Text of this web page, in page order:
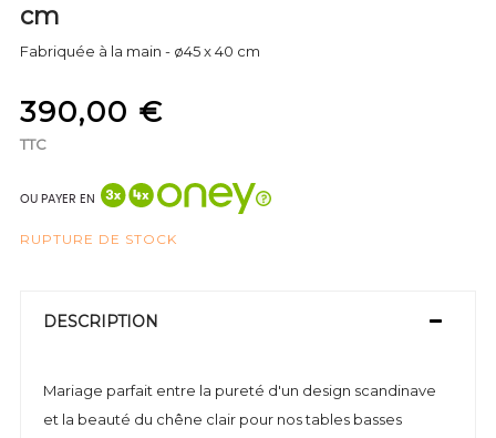
cm
Fabriquée à la main - ø45 x 40 cm
390,00 €
TTC
OU PAYER EN
RUPTURE DE STOCK
DESCRIPTION
Mariage parfait entre la pureté d'un design scandinave
et la beauté du chêne clair pour nos tables basses